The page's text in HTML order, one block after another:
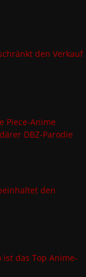
den Verkauf
Piece-Anime
DBZ-Parodie
den
das Top Anime-